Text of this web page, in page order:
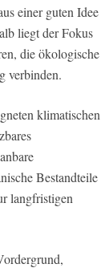
einer guten Idee
liegt der Fokus
die ökologische
verbinden.
klimatischen
Bestandteile
langfristigen